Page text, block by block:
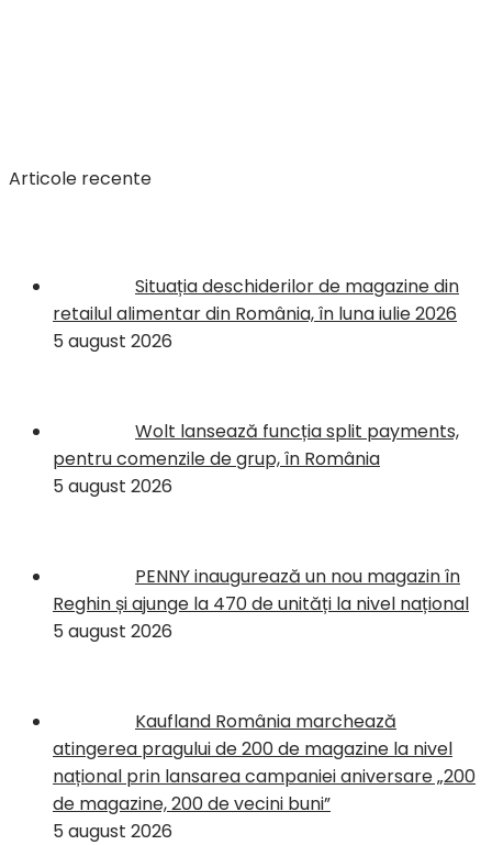
Articole recente
Situația deschiderilor de magazine din
retailul alimentar din România, în luna iulie 2026
5 august 2026
Wolt lansează funcția split payments,
pentru comenzile de grup, în România
5 august 2026
PENNY inaugurează un nou magazin în
Reghin și ajunge la 470 de unități la nivel național
5 august 2026
Kaufland România marchează
atingerea pragului de 200 de magazine la nivel
național prin lansarea campaniei aniversare „200
de magazine, 200 de vecini buni”
5 august 2026